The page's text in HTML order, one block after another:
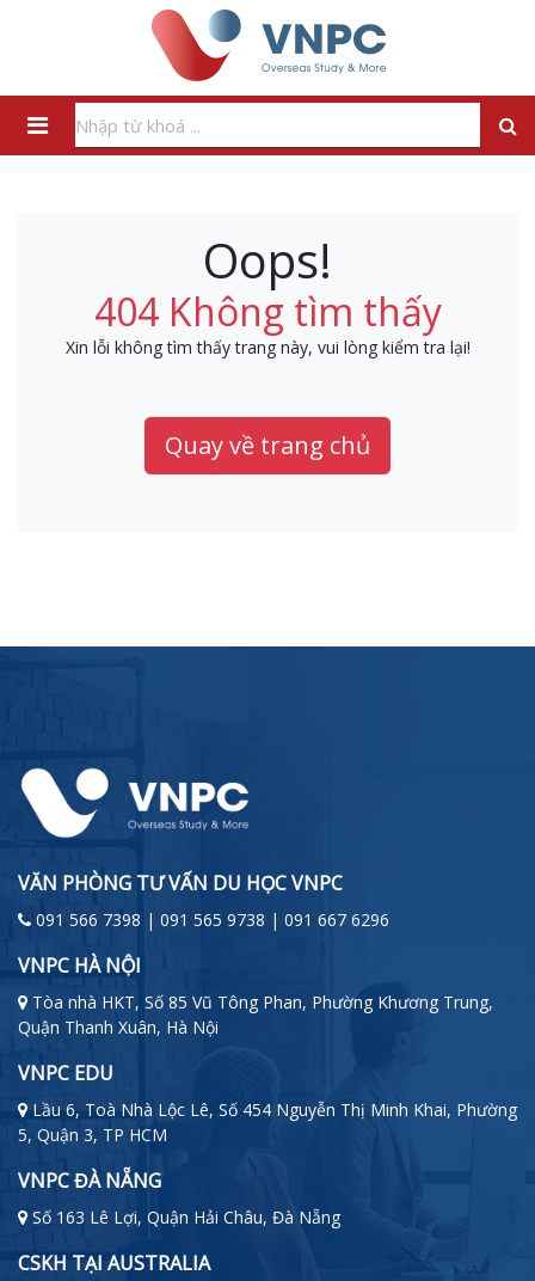
Oops!
404 Không tìm thấy
Xin lỗi không tìm thấy trang này, vui lòng kiểm tra lại!
Quay về trang chủ
VĂN PHÒNG TƯ VẤN DU HỌC VNPC
091 566 7398 | 091 565 9738 | 091 667 6296
VNPC HÀ NỘI
Tòa nhà HKT, Số 85 Vũ Tông Phan, Phường Khương Trung,
Quận Thanh Xuân, Hà Nội
VNPC EDU
Lầu 6, Toà Nhà Lộc Lê, Số 454 Nguyễn Thị Minh Khai, Phường
5, Quận 3, TP HCM
VNPC ĐÀ NẴNG
Số 163 Lê Lợi, Quận Hải Châu, Đà Nẵng
CSKH TẠI AUSTRALIA